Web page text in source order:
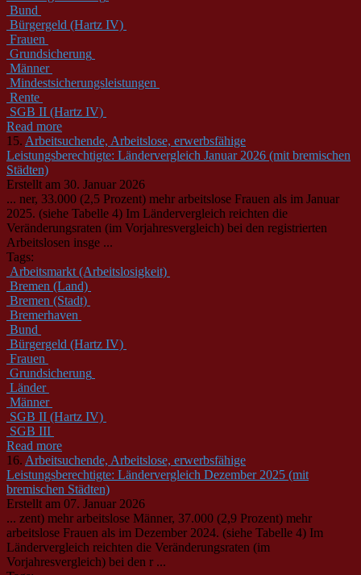
Bund
Bürgergeld (Hartz IV)
Frauen
Grundsicherung
Männer
Mindestsicherungsleistungen
Rente
SGB II (Hartz IV)
Read more
15. Arbeitsuchende, Arbeitslose, erwerbsfähige
Leistungsberechtigte: Ländervergleich Januar 2026 (mit bremischen
Städten)
Erstellt am 30. Januar 2026
... ner, 33.000 (2,5 Prozent) mehr arbeitslose Frauen als im Januar
2025. (siehe Tabelle 4) Im Ländervergleich reichten die
Veränderungsraten (im Vorjahresvergleich) bei den registrierten
Arbeitslosen insge ...
Tags:
Arbeitsmarkt (Arbeitslosigkeit)
Bremen (Land)
Bremen (Stadt)
Bremerhaven
Bund
Bürgergeld (Hartz IV)
Frauen
Grundsicherung
Länder
Männer
SGB II (Hartz IV)
SGB III
Read more
16. Arbeitsuchende, Arbeitslose, erwerbsfähige
Leistungsberechtigte: Ländervergleich Dezember 2025 (mit
bremischen Städten)
Erstellt am 07. Januar 2026
... zent) mehr arbeitslose Männer, 37.000 (2,9 Prozent) mehr
arbeitslose Frauen als im Dezember 2024. (siehe Tabelle 4) Im
Ländervergleich reichten die Veränderungsraten (im
Vorjahresvergleich) bei den r ...